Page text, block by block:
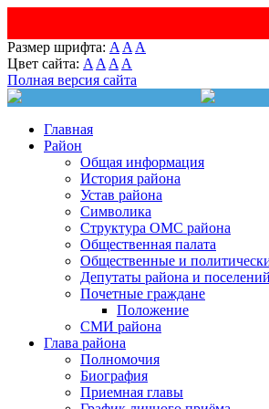
Размер шрифта: A A A
Цвет сайта: A A A A
Полная версия сайта
Главная
Район
Общая информация
История района
Устав района
Символика
Структура ОМС района
Общественная палата
Общественные и
Депутаты района и поселений
Почетные граждане
Положение
СМИ района
Глава района
Полномочия
Биография
Приемная главы